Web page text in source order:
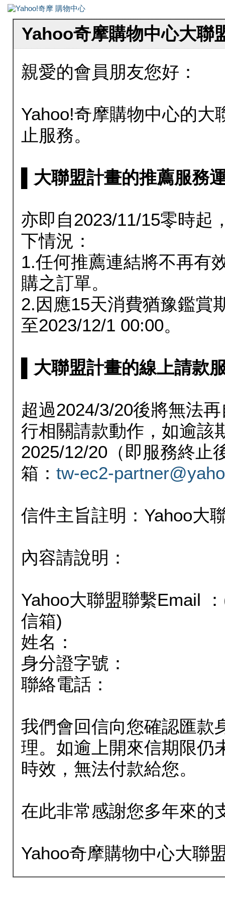
Yahoo奇摩購物中心大聯
親愛的會員朋友您好：
Yahoo!奇摩購物中心的大
止服務。
▌大聯盟計畫的推薦服務
亦即自2023/11/15零時起
下情況：
1.任何推薦連結將不再有
購之訂單。
2.因應15天消費猶豫鑑賞
至2023/12/1 00:00。
▌大聯盟計畫的線上請款
超過2024/3/20後將無法
行相關請款動作，如逾該
2025/12/20（即服務終止
箱： tw-ec2-
信件主旨註明：Yahoo大
內容請說明：
Yahoo大聯盟聯繫Email
信箱)
姓名：
身分證字號：
聯絡電話：
我們會回信向您確認匯款
理。如逾上開來信期限仍
時效，無法付款給您。
在此非常感謝您多年來的
Yahoo奇摩購物中心大